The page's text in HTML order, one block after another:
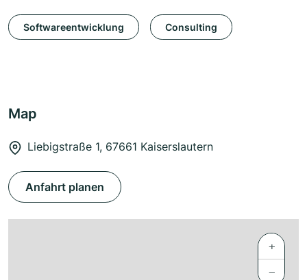
Softwareentwicklung Consulting
Map
Liebigstraße 1, 67661 Kaiserslautern
Anfahrt planen
+
−